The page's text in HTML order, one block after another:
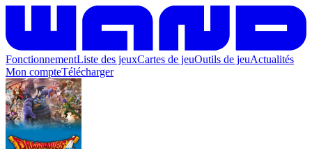
FonctionnementListe des jeuxCartes de jeuOutils de jeuActualités
Mon compteTélécharger